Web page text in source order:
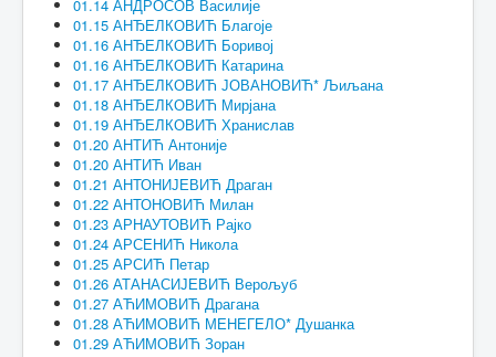
01.14 АНДРОСОВ Василије
01.15 АНЂЕЛКОВИЋ Благоје
01.16 АНЂЕЛКОВИЋ Боривој
01.16 АНЂЕЛКОВИЋ Катарина
01.17 АНЂЕЛКОВИЋ ЈОВАНОВИЋ* Љиљана
01.18 АНЂЕЛКОВИЋ Мирјана
01.19 АНЂЕЛКОВИЋ Хранислав
01.20 АНТИЋ Антоније
01.20 АНТИЋ Иван
01.21 АНТОНИЈЕВИЋ Драган
01.22 АНТОНОВИЋ Милан
01.23 АРНАУТОВИЋ Рајко
01.24 АРСЕНИЋ Никола
01.25 АРСИЋ Петар
01.26 АТАНАСИЈЕВИЋ Верољуб
01.27 АЋИМОВИЋ Драгана
01.28 АЋИМОВИЋ МЕНЕГЕЛО* Душанка
01.29 АЋИМОВИЋ Зоран